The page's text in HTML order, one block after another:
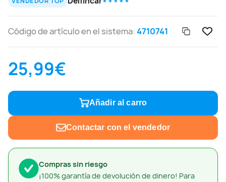
Compras sin riesgo
¡100% garantía de devolución de dinero! Para
Código de artículo en el sistema:4710741
25,99€
Añadir al carro
Contactar con el vendedor